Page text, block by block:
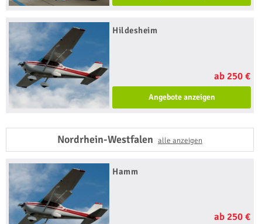
Hildesheim
ab 250 €
Angebote anzeigen
Nordrhein-Westfalen alle anzeigen
Hamm
ab 250 €